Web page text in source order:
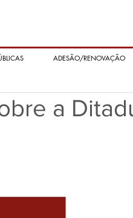
ADESÃO/RENOVAÇÃO
a